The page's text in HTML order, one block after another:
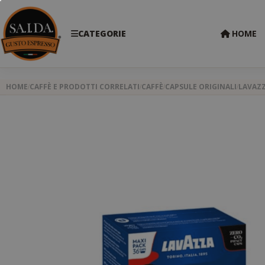
CATEGORIE HOME
HOME CAFFÈ E PRODOTTI CORRELATI CAFFÈ CAPSULE ORIGINALI